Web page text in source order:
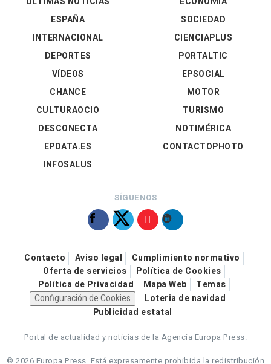
ESPAÑA
INTERNACIONAL
DEPORTES
VÍDEOS
SOCIEDAD
CIENCIAPLUS
PORTALTIC
EPSOCIAL
CHANCE
CULTURAOCIO
DESCONECTA
EPDATA.ES
INFOSALUS
MOTOR
TURISMO
NOTIMÉRICA
CONTACTOPHOTO
SÍGUENOS
Contacto Aviso legal
Cumplimiento normativo
Oferta de servicios
Política de Cookies
Política de Privacidad
Mapa Web
Temas
Configuración de Cookies
Loteria de navidad
Publicidad estatal
Portal de actualidad y noticias de la Agencia Europa Press.
© 2026 Europa Press. Está expresamente prohibida la redistribución